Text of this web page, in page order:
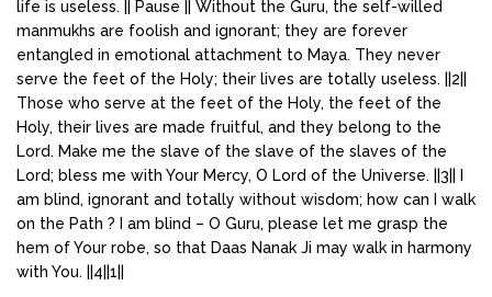
life is useless. || Pause || Without the Guru, the self-willed
manmukhs are foolish and ignorant; they are forever
entangled in emotional attachment to Maya. They never
serve the feet of the Holy; their lives are totally useless. ||2||
Those who serve at the feet of the Holy, the feet of the
Holy, their lives are made fruitful, and they belong to the
Lord. Make me the slave of the slave of the slaves of the
Lord; bless me with Your Mercy, O Lord of the Universe. ||3|| I
am blind, ignorant and totally without wisdom; how can I walk
on the Path ? I am blind – O Guru, please let me grasp the
hem of Your robe, so that Daas Nanak Ji may walk in harmony
with You. ||4||1||